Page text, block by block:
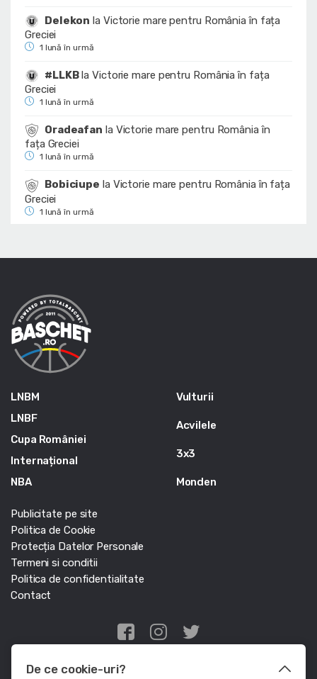
Delekon la Victorie mare pentru România în fața
Greciei
1 lună în urmă
#LLKBlaVictorie mare pentru România în fața
Greciei
1 lună în urmă
Oradeafan la Victorie mare pentru România în
fața Greciei
1 lună în urmă
Bobiciupe la Victorie mare pentru România în fața
Greciei
1 lună în urmă
LNBM
LNBF
Cupa României
Internațional
NBA
Vulturii
Acvilele
3x3
Monden
Publicitate pe site
Politica de Cookie
Protecția Datelor Personale
Termeni si conditii
Politica de confidentialitate
Contact
Edris Digital Agency
De ce cookie-uri?